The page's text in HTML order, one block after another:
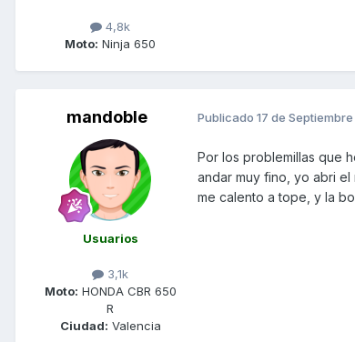
4,8k
Moto: Ninja 650
mandoble
Usuarios
3,1k
Moto: HONDA CBR 650
R
Ciudad: Valencia
Publicado 17 de
Por los problemillas que
andar muy fino, yo abri
me calento a tope, y la